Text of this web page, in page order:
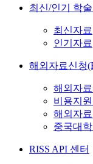
최신/인기 학
최신자료
인기자료
해외자료신청
해외자
비용지
해외자
중국대
RISS API 센터